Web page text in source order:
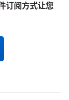
订阅方式让您